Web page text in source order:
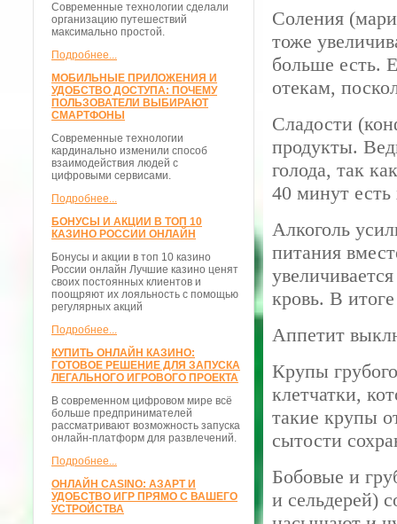
Современные технологии сделали
организацию путешествий
максимально простой.
Подробнее...
МОБИЛЬНЫЕ ПРИЛОЖЕНИЯ И
УДОБСТВО ДОСТУПА: ПОЧЕМУ
ПОЛЬЗОВАТЕЛИ ВЫБИРАЮТ
СМАРТФОНЫ
Современные технологии
кардинально изменили способ
взаимодействия людей с
цифровыми сервисами.
Подробнее...
БОНУСЫ И АКЦИИ В ТОП 10
КАЗИНО РОССИИ ОНЛАЙН
Бонусы и акции в топ 10 казино
России онлайн Лучшие казино ценят
своих постоянных клиентов и
поощряют их лояльность с помощью
регулярных акций
Подробнее...
КУПИТЬ ОНЛАЙН КАЗИНО:
ГОТОВОЕ РЕШЕНИЕ ДЛЯ ЗАПУСКА
ЛЕГАЛЬНОГО ИГРОВОГО ПРОЕКТА
В современном цифровом мире всё
больше предпринимателей
рассматривают возможность запуска
онлайн-платформ для развлечений.
Подробнее...
ОНЛАЙН CASINO: АЗАРТ И
УДОБСТВО ИГР ПРЯМО С ВАШЕГО
УСТРОЙСТВА
Соления
тоже
больше есть.
отекам,
Сладости
продукты.
голода, так
40 минут есть
Алкоголь
питания
кровь. В
Аппетит
Крупы
клетчатки,
такие крупы
сытости
Бобовые и
и сельдерей)